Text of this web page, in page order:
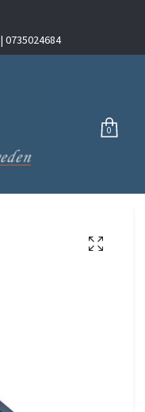
| 0735024684
0